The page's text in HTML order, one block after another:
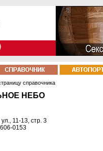
справочника
НЕБО
11-13, стр. 3
0153